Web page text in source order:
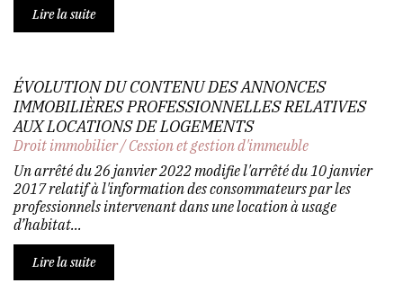
Lire la suite
ÉVOLUTION DU CONTENU DES ANNONCES
IMMOBILIÈRES PROFESSIONNELLES RELATIVES
AUX LOCATIONS DE LOGEMENTS
Droit immobilier/Cession et gestion d'immeuble
Un arrêté du 26 janvier 2022 modifie l'arrêté du 10 janvier
2017 relatif à l'information des consommateurs par les
professionnels intervenant dans une location à usage
d’habitat...
Lire la suite